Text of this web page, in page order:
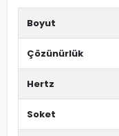
Boyut
Çözünürlük
Hertz
Soket